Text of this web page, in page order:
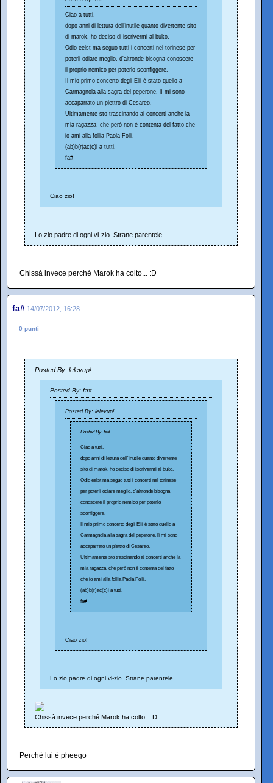
Ciao a tutti,
dopo anni di lettura dell'inutile quanto divertente sito
di marok, ho deciso di iscrivermi al buko.
Odio eelst ma seguo tutti i concerti nel torinese per
poterli odiare meglio, d'altronde bisogna conoscere
il proprio nemico per poterlo sconfiggere.
Il mio primo concerto degli Elii è stato quello a
Carmagnola alla sagra del peperone, lì mi sono
accaparrato un plettro di Cesareo.
Ultimamente sto trascinando ai concerti anche la
mia ragazza, che però non è contenta del fatto che
io ami alla follia Paola Folli.
(ab)b(r)ac(c)i a tutti,
fa#
Ciao zio!
Lo zio padre di ogni vi-zio. Strane parentele...
Chissà invece perché Marok ha colto... :D
fa# 14/07/2012, 16:28
0 punti
Posted By: lelevup!
Posted By: fa#
Posted By: lelevup!
Posted By: fa#
Ciao a tutti,
dopo anni di lettura dell'inutile quanto divertente
sito di marok, ho deciso di iscrivermi al buko.
Odio eelst ma seguo tutti i concerti nel torinese
per poterli odiare meglio, d'altronde bisogna
conoscere il proprio nemico per poterlo
sconfiggere.
Il mio primo concerto degli Elii è stato quello a
Carmagnola alla sagra del peperone, lì mi sono
accaparrato un plettro di Cesareo.
Ultimamente sto trascinando ai concerti anche la
mia ragazza, che però non è contenta del fatto
che io ami alla follia Paola Folli.
(ab)b(r)ac(c)i a tutti,
fa#
Ciao zio!
Lo zio padre di ogni vi-zio. Strane parentele...
Chissà invece perché Marok ha colto...:D
Perchè lui è pheego